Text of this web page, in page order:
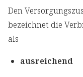
Den
bezeichnet die
als
ausreichend